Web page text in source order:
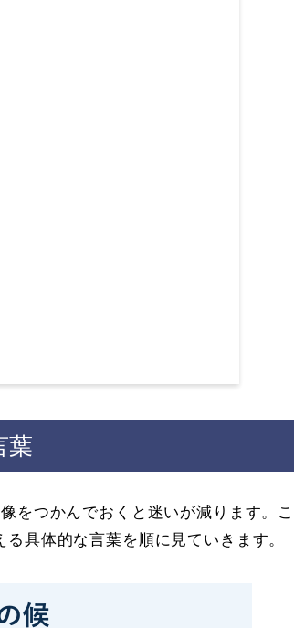
葉
をつかんでおくと迷いが減ります。
具体的な言葉を順に見ていきます。